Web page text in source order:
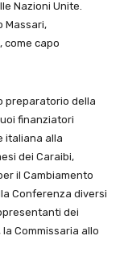
Nazioni Unite.
Massari,
come capo
preparatorio della
finanziatori
italiana alla
dei Caraibi,
il Cambiamento
Conferenza diversi
dei
Commissaria allo